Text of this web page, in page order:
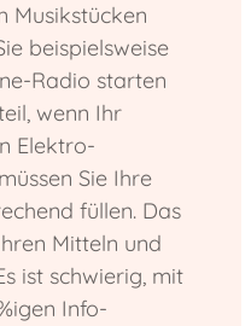
Musikstücken
beispielsweise
Radio starten
wenn Ihr
Elektro-
Sie Ihre
füllen. Das
Mitteln und
ist schwierig, mit
Info-